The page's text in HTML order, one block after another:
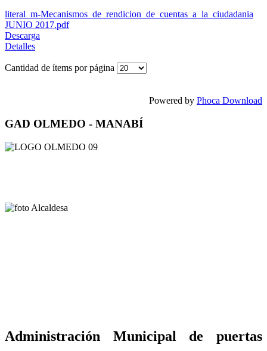
literal_m-Mecanismos_de_rendicion_de_cuentas_a_la_ciudadania
JUNIO 2017.pdf
Descarga
Detalles
Cantidad de ítems por página
Powered by Phoca Download
GAD OLMEDO - MANABÍ
Administración Municipal de puertas